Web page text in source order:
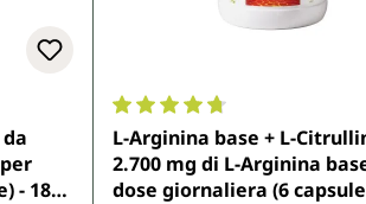
stelle
- 180
Valutazione media di 4.8 su 5
L-Arginina base + L-
2.700 mg di L-Arginina
dose giornaliera (6